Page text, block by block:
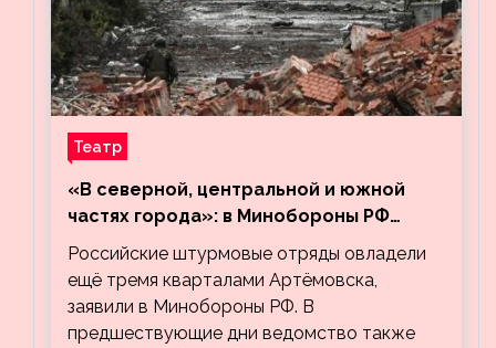
Театр
«В северной, центральной и южной
частях города»: в Минобороны РФ
заявили об освобождении ещё трёх
кварталов Артёмовска
Российские штурмовые отряды овладели
ещё тремя кварталами Артёмовска,
заявили в Минобороны РФ. В
предшествующие дни ведомство также